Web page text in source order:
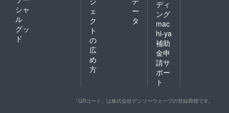
シャ
ル
グッ
ド
ェ
ク
ト
の
広
め
方
ー
タ
ディ
ング
mac
hi-ya
補助
金申
請サ
ポー
ト
「QRコード」は株式会社デンソーウェーブの登録商標です。